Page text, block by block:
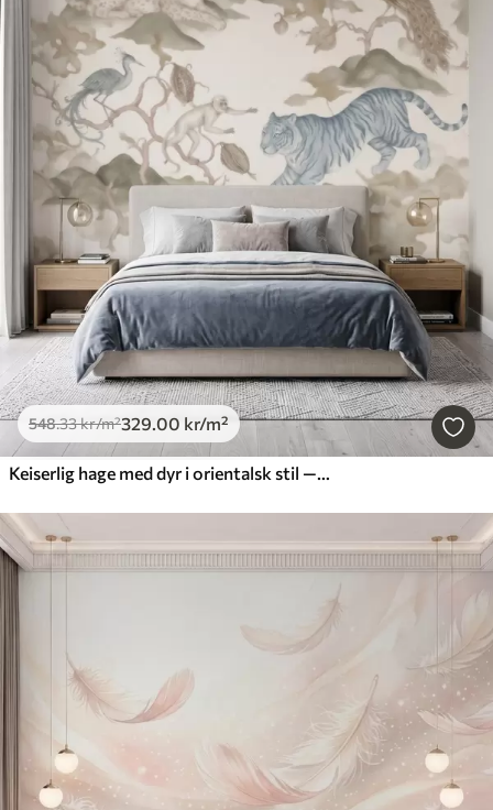
548.33kr/m²329.00 kr/m²
Keiserlig hage med dyr i orientalsk stil — ape, leopard, tiger, påfugl og hegre